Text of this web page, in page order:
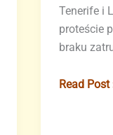
Tenerife i
proteście
braku
Read Post